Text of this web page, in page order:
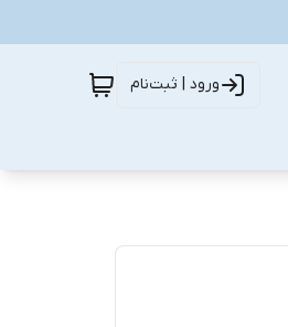
ورود | ثبت‌نام